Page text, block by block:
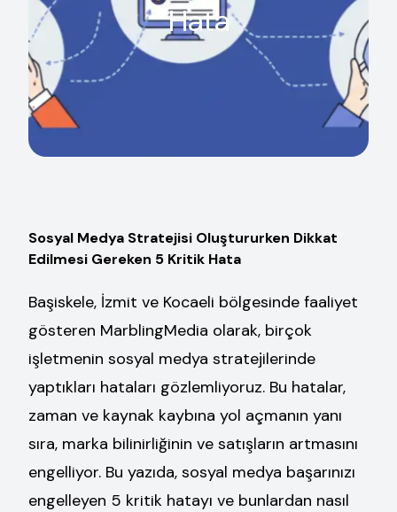
Hata
Sosyal Medya Stratejisi Oluştururken Dikkat
Edilmesi Gereken 5 Kritik Hata
Başiskele, İzmit ve Kocaeli bölgesinde faaliyet
gösteren MarblingMedia olarak, birçok
işletmenin sosyal medya stratejilerinde
yaptıkları hataları gözlemliyoruz. Bu hatalar,
zaman ve kaynak kaybına yol açmanın yanı
sıra, marka bilinirliğinin ve satışların artmasını
engelliyor. Bu yazıda, sosyal medya başarınızı
engelleyen 5 kritik hatayı ve bunlardan nasıl